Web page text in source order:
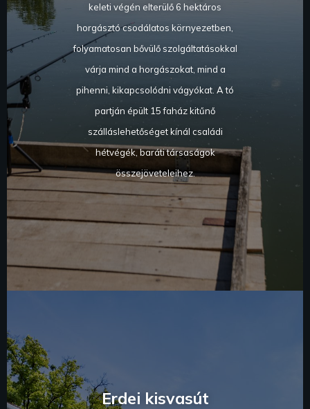
keleti végén elterülő 6 hektáros
horgásztó csodálatos környezetben,
folyamatosan bővülő szolgáltatásokkal
várja mind a horgászokat, mind a
pihenni, kikapcsolódni vágyókat. A tó
partján épült 15 faház kitűnő
szálláslehetőséget kínál családi
hétvégék, baráti társaságok
összejöveteleihez.
Erdei kisvasút